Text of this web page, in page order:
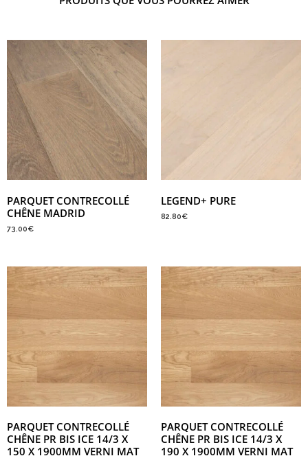
PARQUET CONTRECOLLÉ
CHÊNE MADRID
73.00€
LEGEND+ PURE
82.80€
PARQUET CONTRECOLLÉ
CHÊNE PR BIS ICE 14/3 X
150 X 1900MM VERNI MAT
PARQUET CONTRECOLLÉ
CHÊNE PR BIS ICE 14/3 X
190 X 1900MM VERNI MAT